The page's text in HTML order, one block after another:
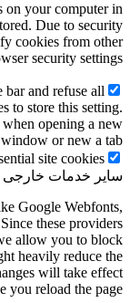
on your computer in
Due to security
cookies from other
security settings.
bar and refuse all
to store this setting.
opening a new
or new a tab.
site cookies.
سایر خدمات خارجی
Google Webfonts,
these providers
allow you to block
heavily reduce the
will take effect
you reload the page.